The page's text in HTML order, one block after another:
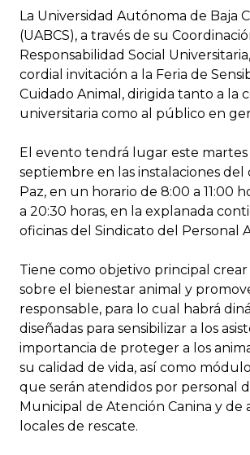
La Universidad Autónoma de Baja
(UABCS), a través de su
Responsabilidad Social
cordial invitación a la Feria de
Cuidado Animal, dirigida tanto a la
universitaria como al público en
El evento tendrá lugar este martes
septiembre en las instalaciones del
Paz, en un horario de 8:00 a 11:00
a 20:30 horas, en la explanada
oficinas del Sindicato del Personal
Tiene como objetivo principal crear
sobre el bienestar animal y
responsable, para lo cual habrá
diseñadas para sensibilizar a los
importancia de proteger a los
su calidad de vida, así como
que serán atendidos por personal
Municipal de Atención Canina y de
locales de rescate.